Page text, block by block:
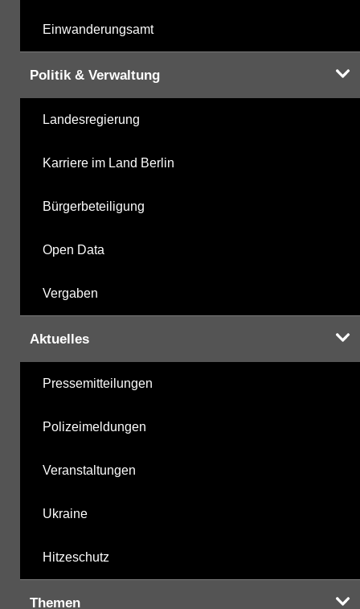
Einwanderungsamt
Politik & Verwaltung
Landesregierung
Karriere im Land Berlin
Bürgerbeteiligung
Open Data
Vergaben
Aktuelles
Pressemitteilungen
Polizeimeldungen
Veranstaltungen
Ukraine
Hitzeschutz
Themen